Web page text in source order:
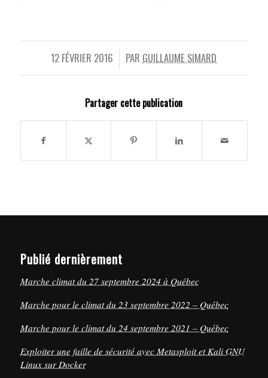
12 FÉVRIER 2016
/ PAR GUILLAUME SIMARD
Partager cette publication
Publié dernièrement
Marche climat du 27 septembre 2024 à Québec
Marche pour le climat du 23 septembre 2022 – Québec
Marche pour le climat du 24 septembre 2021 – Québec
Exploiter une faille de sécurité avec Metasploit et Kali GNU
Linux sur Docker